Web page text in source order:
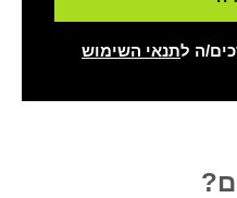
ה לתנאי השימוש